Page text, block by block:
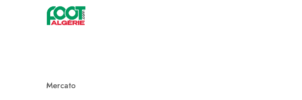
Skip to content
Category
Mercato